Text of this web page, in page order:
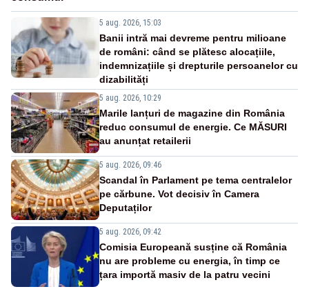
5 aug. 2026, 15:03
Banii intră mai devreme pentru milioane
de români: când se plătesc alocațiile,
indemnizațiile și drepturile persoanelor cu
dizabilități
5 aug. 2026, 10:29
Marile lanțuri de magazine din România
reduc consumul de energie. Ce MĂSURI
au anunțat retailerii
5 aug. 2026, 09:46
Scandal în Parlament pe tema centralelor
pe cărbune. Vot decisiv în Camera
Deputaților
5 aug. 2026, 09:42
Comisia Europeană susține că România
nu are probleme cu energia, în timp ce
țara importă masiv de la patru vecini